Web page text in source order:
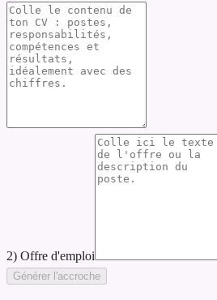
2) Offre d'emploi
Générer l'accroche